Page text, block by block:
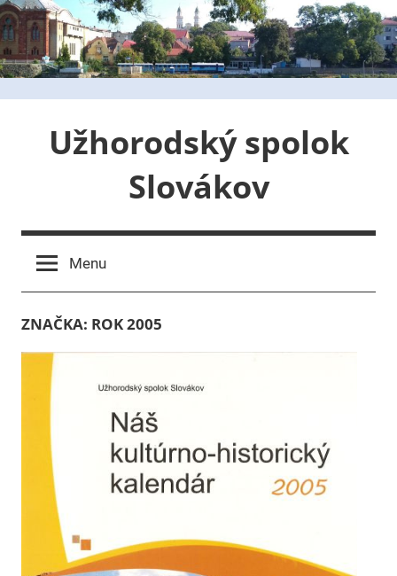
Skip
to
content
Užhorodský spolok
Slovákov
Menu
ZNAČKA: ROK 2005